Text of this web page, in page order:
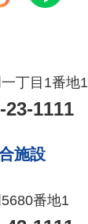
丁目1番地1
23-1111
施設
番地1